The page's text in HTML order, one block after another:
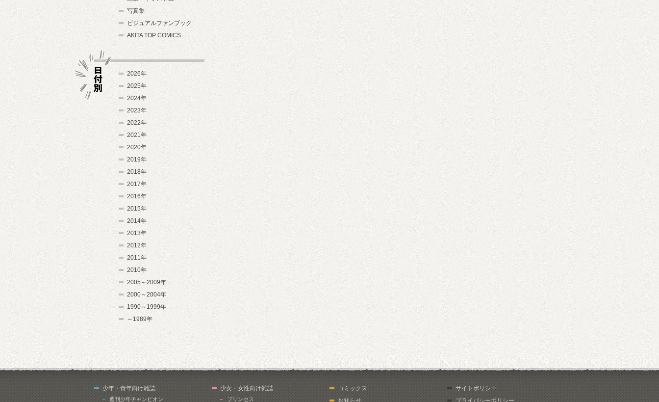
写真集
ビジュアルファンブック
AKITA TOP COMICS
2026年
2025年
2024年
2023年
2022年
2021年
2020年
2019年
2018年
2017年
2016年
2015年
2014年
2013年
2012年
2011年
2010年
2005～2009年
2000～2004年
1990～1999年
～1989年
少年・青年向け雑誌
週刊少年チャンピオン
少女・女性向け雑誌
プリンセス
コミックス
お知らせ
サイトポリシー
プライバシーポリシー